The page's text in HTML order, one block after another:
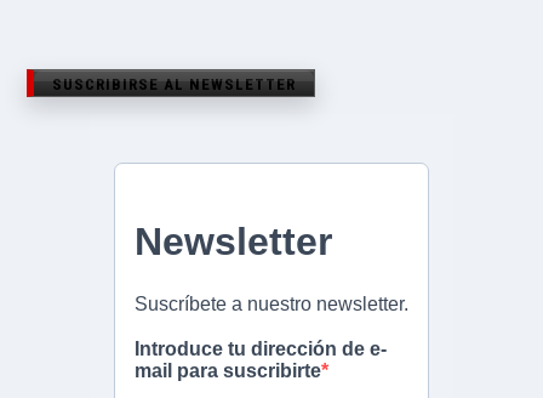
SUSCRIBIRSE AL NEWSLETTER